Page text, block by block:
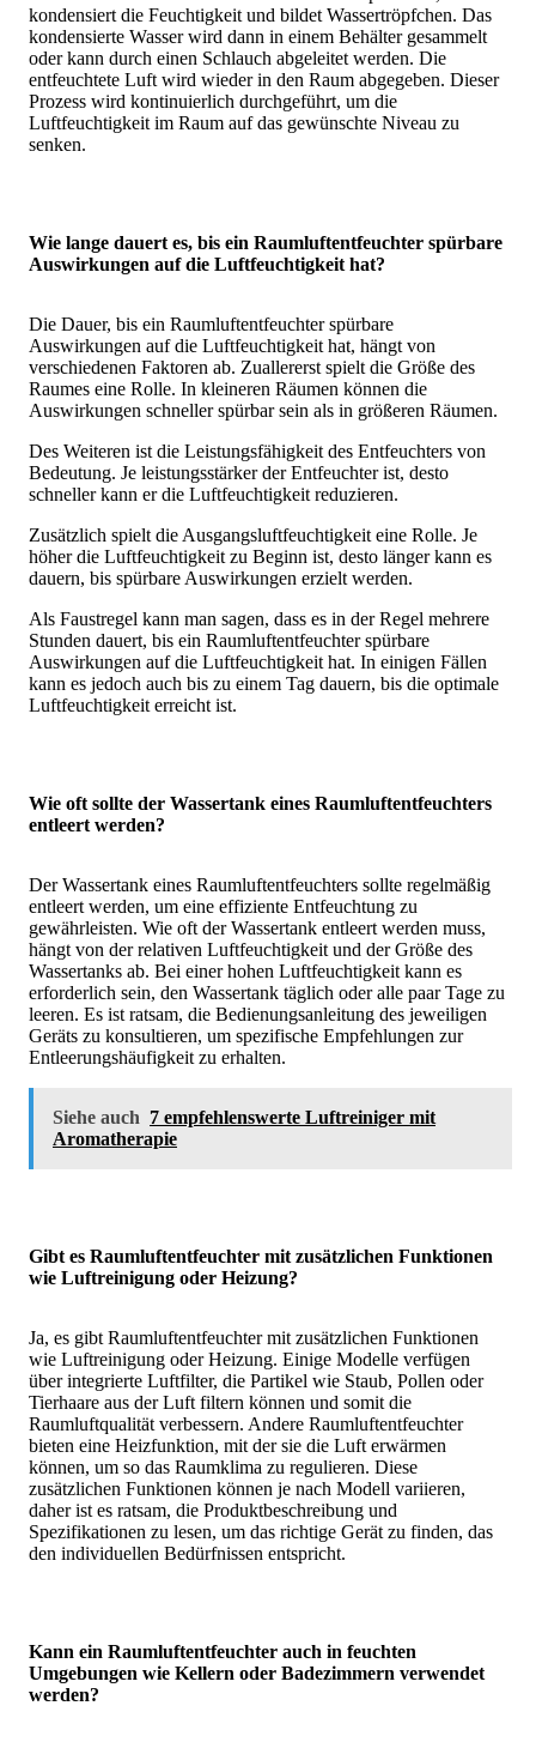
kondensiert die Feuchtigkeit und bildet Wassertröpfchen. Das
kondensierte Wasser wird dann in einem Behälter gesammelt
oder kann durch einen Schlauch abgeleitet werden. Die
entfeuchtete Luft wird wieder in den Raum abgegeben. Dieser
Prozess wird kontinuierlich durchgeführt, um die
Luftfeuchtigkeit im Raum auf das gewünschte Niveau zu
senken.
Wie lange dauert es, bis ein Raumluftentfeuchter spürbare
Auswirkungen auf die Luftfeuchtigkeit hat?
Die Dauer, bis ein Raumluftentfeuchter spürbare
Auswirkungen auf die Luftfeuchtigkeit hat, hängt von
verschiedenen Faktoren ab. Zuallererst spielt die Größe des
Raumes eine Rolle. In kleineren Räumen können die
Auswirkungen schneller spürbar sein als in größeren Räumen.
Des Weiteren ist die Leistungsfähigkeit des Entfeuchters von
Bedeutung. Je leistungsstärker der Entfeuchter ist, desto
schneller kann er die Luftfeuchtigkeit reduzieren.
Zusätzlich spielt die Ausgangsluftfeuchtigkeit eine Rolle. Je
höher die Luftfeuchtigkeit zu Beginn ist, desto länger kann es
dauern, bis spürbare Auswirkungen erzielt werden.
Als Faustregel kann man sagen, dass es in der Regel mehrere
Stunden dauert, bis ein Raumluftentfeuchter spürbare
Auswirkungen auf die Luftfeuchtigkeit hat. In einigen Fällen
kann es jedoch auch bis zu einem Tag dauern, bis die optimale
Luftfeuchtigkeit erreicht ist.
Wie oft sollte der Wassertank eines Raumluftentfeuchters
entleert werden?
Der Wassertank eines Raumluftentfeuchters sollte regelmäßig
entleert werden, um eine effiziente Entfeuchtung zu
gewährleisten. Wie oft der Wassertank entleert werden muss,
hängt von der relativen Luftfeuchtigkeit und der Größe des
Wassertanks ab. Bei einer hohen Luftfeuchtigkeit kann es
erforderlich sein, den Wassertank täglich oder alle paar Tage zu
leeren. Es ist ratsam, die Bedienungsanleitung des jeweiligen
Geräts zu konsultieren, um spezifische Empfehlungen zur
Entleerungshäufigkeit zu erhalten.
Siehe auch 7 empfehlenswerte Luftreiniger mit
Aromatherapie
Gibt es Raumluftentfeuchter mit zusätzlichen Funktionen
wie Luftreinigung oder Heizung?
Ja, es gibt Raumluftentfeuchter mit zusätzlichen Funktionen
wie Luftreinigung oder Heizung. Einige Modelle verfügen
über integrierte Luftfilter, die Partikel wie Staub, Pollen oder
Tierhaare aus der Luft filtern können und somit die
Raumluftqualität verbessern. Andere Raumluftentfeuchter
bieten eine Heizfunktion, mit der sie die Luft erwärmen
können, um so das Raumklima zu regulieren. Diese
zusätzlichen Funktionen können je nach Modell variieren,
daher ist es ratsam, die Produktbeschreibung und
Spezifikationen zu lesen, um das richtige Gerät zu finden, das
den individuellen Bedürfnissen entspricht.
Kann ein Raumluftentfeuchter auch in feuchten
Umgebungen wie Kellern oder Badezimmern verwendet
werden?